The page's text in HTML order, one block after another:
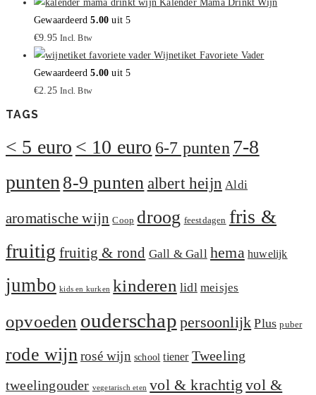
Kalender Mama Drinkt Wijn
Gewaardeerd5.00 uit 5
€9.95 Incl. Btw
Wijnetiket Favoriete Vader
Gewaardeerd5.00 uit 5
€2.25 Incl. Btw
TAGS
< 5 euro < 10 euro 6-7 punten7-8
punten8-9 puntenalbert heijn Aldi
aromatische wijn Coop droog feestdagen fris &
fruitig fruitig & rond Gall & Gall hema huwelijk
jumbo kids en kurken kinderen lidl meisjes
opvoeden ouderschap persoonlijk Plus puber
rode wijn rosé wijn school tiener Tweeling
tweelingouder vegetarisch eten vol & krachtig vol &